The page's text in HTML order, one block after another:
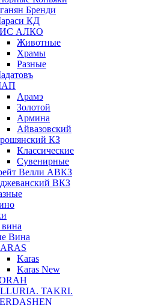
Бренди
КД
АЛКО
Животные
Храмы
Разные
Арамэ
Золотой
Армина
Айвазовский
КЗ
Классические
Сувенирные
Велли АВКЗ
ВКЗ
Вина
Karas
Karas New
TAKRI.